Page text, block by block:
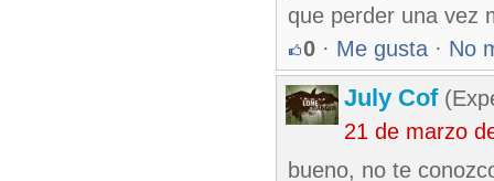
que perder una vez
0 · Me gusta · No
July Cof
21 de marzo
bueno, no te